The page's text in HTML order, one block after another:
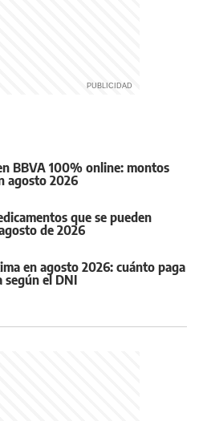
BBVA 100% online: montos
agosto 2026
que se pueden
de 2026
en agosto 2026: cuánto paga
según el DNI